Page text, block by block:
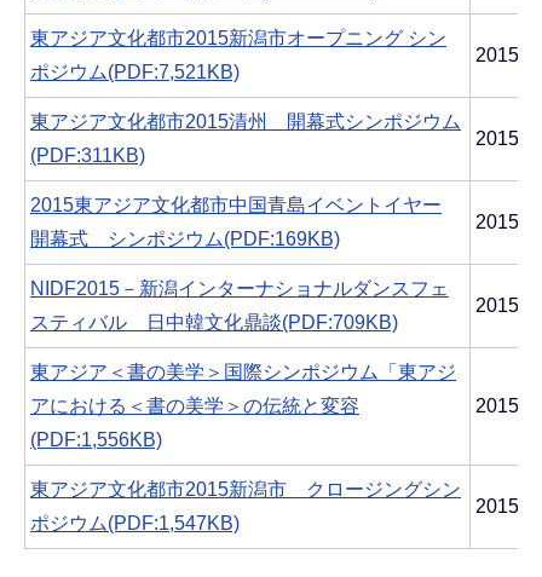
東アジア文化都市2015新潟市オープニング シン
ポジウム(PDF:7,521KB)
2015
東アジア文化都市2015清州 開幕式シンポジウム
(PDF:311KB)
2015
2015東アジア文化都市中国青島イベントイヤー
開幕式 シンポジウム(PDF:169KB)
2015
NIDF2015－新潟インターナショナルダンスフェ
スティバル 日中韓文化鼎談(PDF:709KB)
2015
東アジア＜書の美学＞国際シンポジウム「東アジ
アにおける＜書の美学＞の伝統と変容
(PDF:1,556KB)
2015
東アジア文化都市2015新潟市 クロージングシン
ポジウム(PDF:1,547KB)
2015